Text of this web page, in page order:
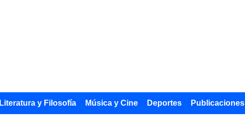
Literatura y Filosofía Música y Cine Deportes Publicaciones